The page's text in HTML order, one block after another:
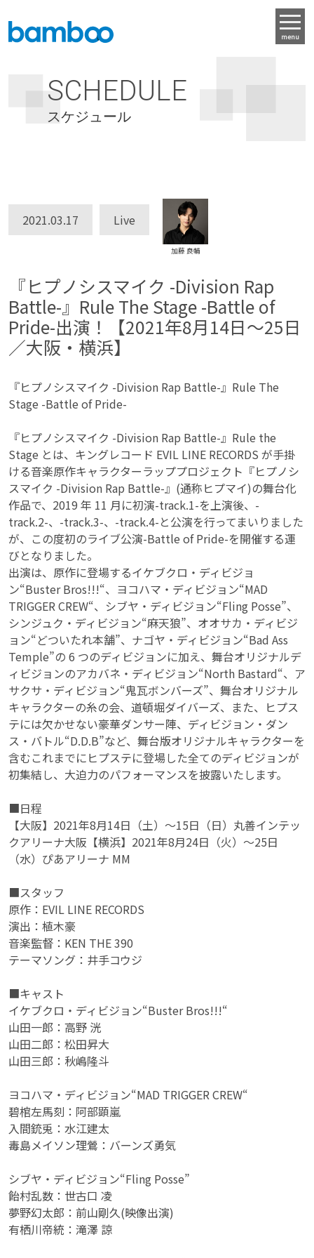
menu
SCHEDULE
スケジュール
2021.03.17 Live
加藤 良輔
『ヒプノシスマイク -Division Rap
Battle-』Rule The Stage -Battle of
Pride-出演！【2021年8月14日〜25日
／大阪・横浜】
『ヒプノシスマイク -Division Rap Battle-』Rule The
Stage -Battle of Pride-
『ヒプノシスマイク -Division Rap Battle-』Rule the
Stage とは、キングレコード EVIL LINE RECORDS が手掛
ける音楽原作キャラクターラッププロジェクト『ヒプノシ
スマイク -Division Rap Battle-』(通称ヒプマイ)の舞台化
作品で、2019 年 11 月に初演-track.1-を上演後、-
track.2-、-track.3-、-track.4-と公演を行ってまいりました
が、この度初のライブ公演-Battle of Pride-を開催する運
びとなりました。
出演は、原作に登場するイケブクロ・ディビジョ
ン“Buster Bros!!!“、ヨコハマ・ディビジョン“MAD
TRIGGER CREW“、シブヤ・ディビジョン“Fling Posse”、
シンジュク・ディビジョン“麻天狼”、オオサカ・ディビジ
ョン“どついたれ本舗”、ナゴヤ・ディビジョン“Bad Ass
Temple”の 6 つのディビジョンに加え、舞台オリジナルデ
ィビジョンのアカバネ・ディビジョン“North Bastard“、ア
サクサ・ディビジョン“鬼瓦ボンバーズ”、舞台オリジナル
キャラクターの糸の会、道頓堀ダイバーズ、また、ヒプス
テには欠かせない豪華ダンサー陣、ディビジョン・ダン
ス・バトル“D.D.B”など、舞台版オリジナルキャラクターを
含むこれまでにヒプステに登場した全てのディビジョンが
初集結し、大迫力のパフォーマンスを披露いたします。
■日程
【大阪】2021年8月14日（土）〜15日（日）丸善インテッ
クアリーナ大阪【横浜】2021年8月24日（火）〜25日
（水）ぴあアリーナ MM
■スタッフ
原作：EVIL LINE RECORDS
演出：植木豪
音楽監督：KEN THE 390
テーマソング：井手コウジ
■キャスト
イケブクロ・ディビジョン“Buster Bros!!!“
山田一郎：高野 洸
山田二郎：松田昇大
山田三郎：秋嶋隆斗
ヨコハマ・ディビジョン“MAD TRIGGER CREW“
碧棺左馬刻：阿部顕嵐
入間銃兎：水江建太
毒島メイソン理鶯：バーンズ勇気
シブヤ・ディビジョン“Fling Posse”
飴村乱数：世古口 凌
夢野幻太郎：前山剛久(映像出演)
有栖川帝統：滝澤 諒